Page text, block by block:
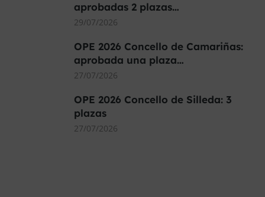
aprobadas 2 plazas…
29/07/2026
OPE 2026 Concello de Camariñas:
aprobada una plaza…
27/07/2026
OPE 2026 Concello de Silleda: 3
plazas
27/07/2026